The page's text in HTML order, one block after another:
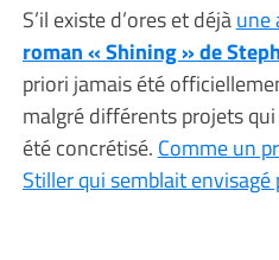
S’il existe d’ores et déjàune
roman « Shining » de
priori jamais été
malgré différents projets
été concrétisé. Comme un
Stiller qui semblait